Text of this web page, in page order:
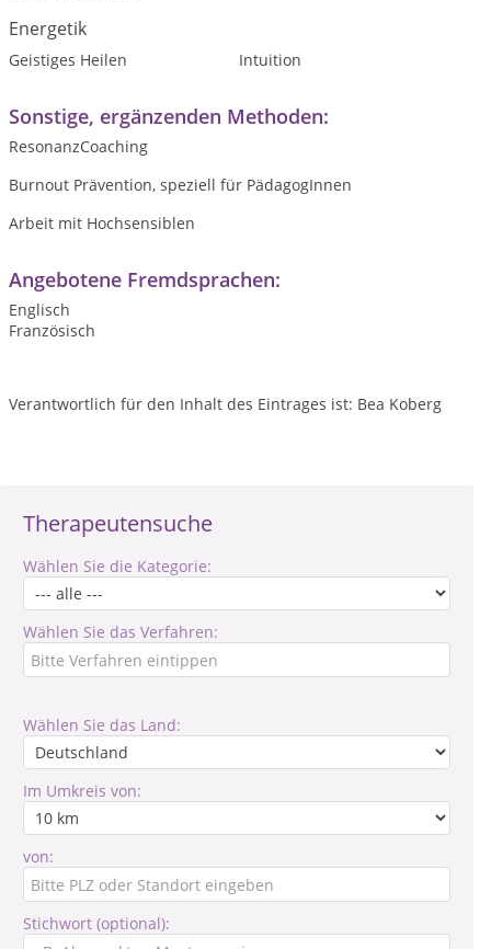
Therapeutensuche
Wählen Sie die Kategorie:
Wählen Sie das Verfahren:
Wählen Sie das Land:
Im Umkreis von:
von:
Stichwort (optional):
Energetik
Geistiges Heilen Intuition
Sonstige, ergänzenden Methoden:
ResonanzCoaching
Burnout Prävention, speziell für PädagogInnen
Arbeit mit Hochsensiblen
Angebotene Fremdsprachen:
Englisch
Französisch
Verantwortlich für den Inhalt des Eintrages ist: Bea Koberg